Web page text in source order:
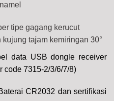
tipe gagang kerucut
tajam kemiringan 30°
data USB dongle receiver
code 7315-2/3/6/7/8)
CR2032 dan sertifikasi